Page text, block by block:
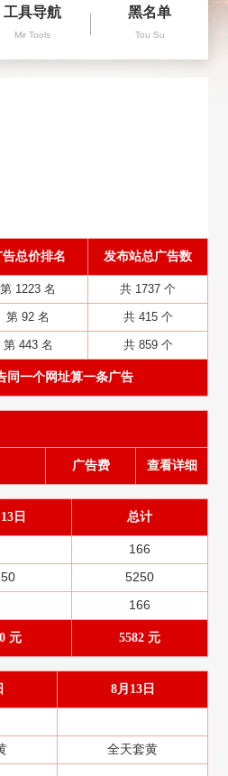
工具导航
Mir Tools
黑名单
Tou Su
告总价排名 发布站总广告数
第 1223 名 共 1737 个
第 92 名 共 415 个
第 443 名 共 859 个
同一个网址算一条广告
广告费 查看详细
日 总计
166
5250
166
元 5582 元
8月13日
全天套黄